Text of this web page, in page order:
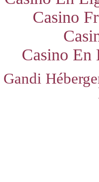
Casino
Casino En
Gandi